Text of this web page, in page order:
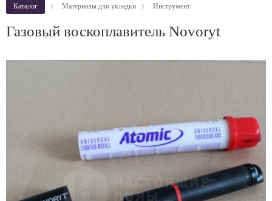
Каталог Материалы для укладки Инструмент
Газовый воскоплавитель Novoryt